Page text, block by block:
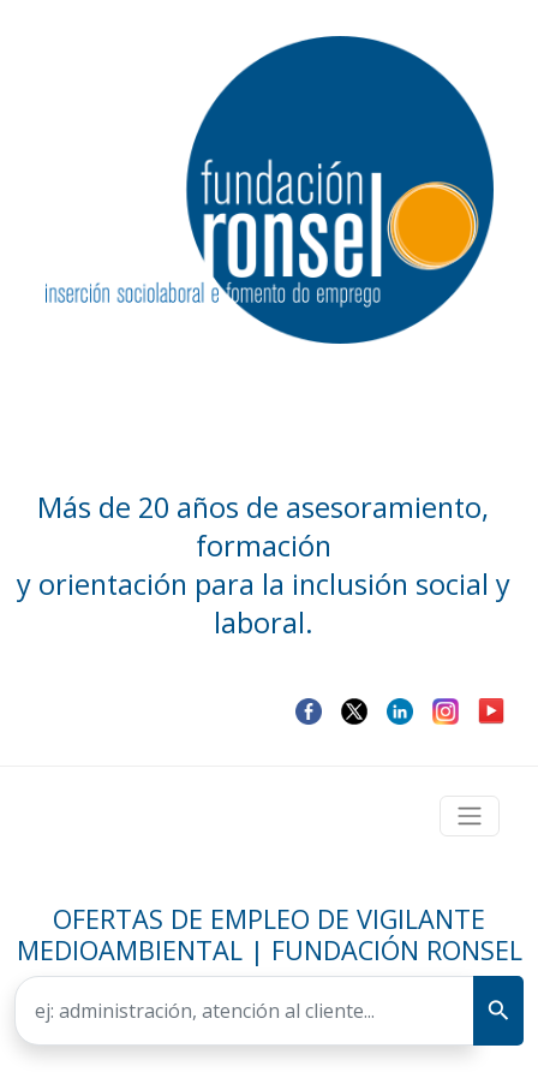
Más de 20 años de asesoramiento,
formación
y orientación para la inclusión social y
laboral.
OFERTAS DE EMPLEO DE VIGILANTE
MEDIOAMBIENTAL | FUNDACIÓN RONSEL